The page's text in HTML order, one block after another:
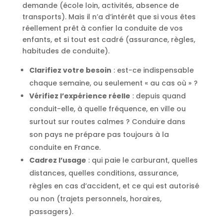
demande (école loin, activités, absence de
transports). Mais il n’a d’intérêt que si vous êtes
réellement prêt à confier la conduite de vos
enfants, et si tout est cadré (assurance, règles,
habitudes de conduite).
Clarifiez votre besoin : est-ce indispensable
chaque semaine, ou seulement « au cas où » ?
Vérifiez l’expérience réelle : depuis quand
conduit-elle, à quelle fréquence, en ville ou
surtout sur routes calmes ? Conduire dans
son pays ne prépare pas toujours à la
conduite en France.
Cadrez l’usage : qui paie le carburant, quelles
distances, quelles conditions, assurance,
règles en cas d’accident, et ce qui est autorisé
ou non (trajets personnels, horaires,
passagers).